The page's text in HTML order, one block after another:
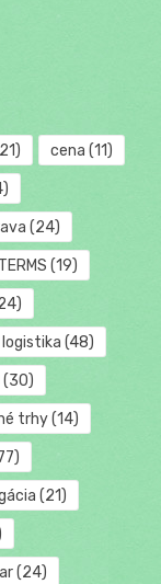
cena (11)
(24)
(19)
logistika (48)
(30)
trhy(14)
(21)
(24)